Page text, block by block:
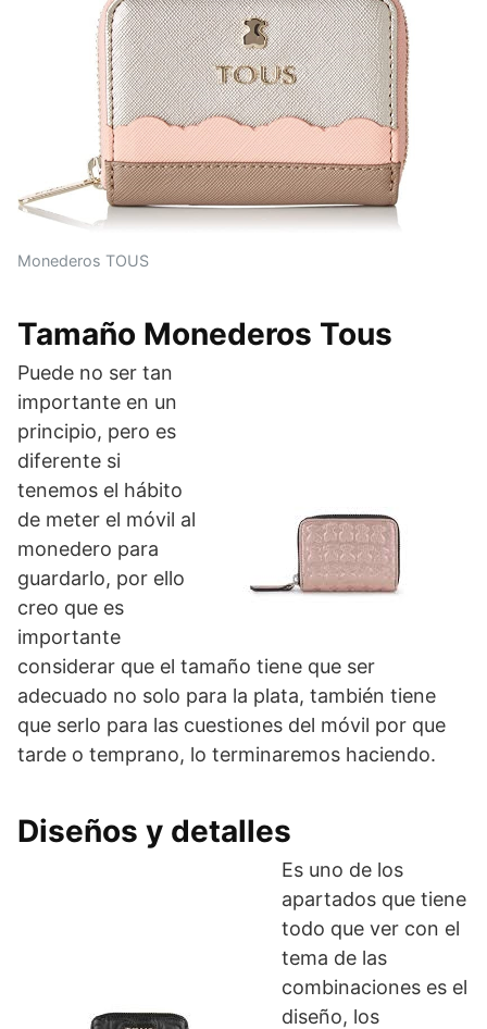
Monederos TOUS
Tamaño Monederos Tous
Puede no ser tan
importante en un
principio, pero es
diferente si
tenemos el hábito
de meter el móvil al
monedero para
guardarlo, por ello
creo que es
importante
considerar que el tamaño tiene que ser
adecuado no solo para la plata, también tiene
que serlo para las cuestiones del móvil por que
tarde o temprano, lo terminaremos haciendo.
Diseños y detalles
Es uno de los
apartados que tiene
todo que ver con el
tema de las
combinaciones es el
diseño, los